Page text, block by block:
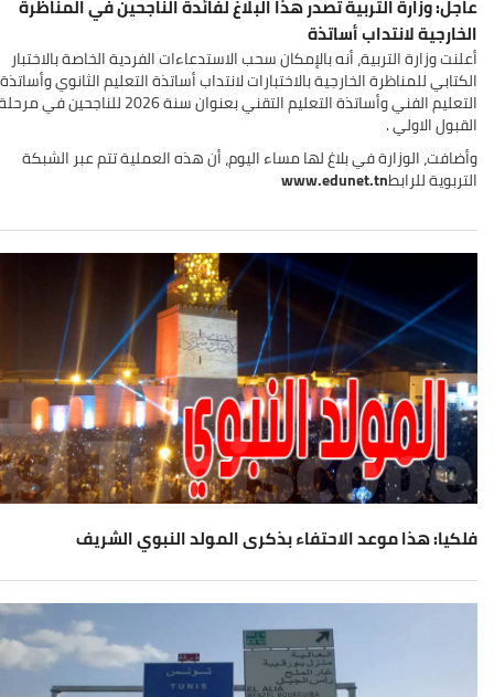
عاجل: وزارة التربية تصدر هذا البلاغ لفائدة الناجحين في المناظرة
الخارجية لانتداب أساتذة
أعلنت وزارة التربية، أنه بالإمكان سحب الاستدعاءات الفردية الخاصة بالاختبار
الكتابي للمناظرة الخارجية بالاختبارات لانتداب أساتذة التعليم الثانوي وأساتذة
التعليم الفني وأساتذة التعليم التقني بعنوان سنة 2026 للناجحين في
القبول الاولي.
وأضافت، الوزارة في بلاغ لها مساء اليوم، أن هذه العملية تتم عبر الشبكة
التربوية للرابطwww.edunet.tn
فلكيا: هذا موعد الاحتفاء بذكرى المولد النبوي الشريف